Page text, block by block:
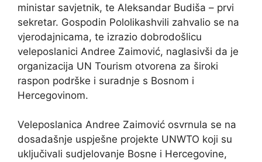
ministar savjetnik, te Aleksandar Budiša – prvi
sekretar. Gospodin Pololikashvili zahvalio se na
vjerodajnicama, te izrazio dobrodošlicu
veleposlanici Andree Zaimović, naglasivši da je
organizacija UN Tourism otvorena za široki
raspon podrške i suradnje s Bosnom i
Hercegovinom.
Veleposlanica Andree Zaimović osvrnula se na
dosadašnje uspješne projekte UNWTO koji su
uključivali sudjelovanje Bosne i Hercegovine,